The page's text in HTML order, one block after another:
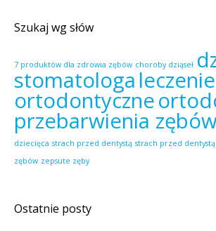
Szukaj wg słów
7 produktów dla zdrowia zębów choroby dziąseł
stomatologa leczenie
ortodontyczne
przebarwienia
dziecięca strach przed dentystą strach przed
zębów zepsute zęby
Ostatnie posty